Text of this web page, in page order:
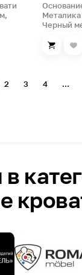
Металика
Черный
2 3 4 ...